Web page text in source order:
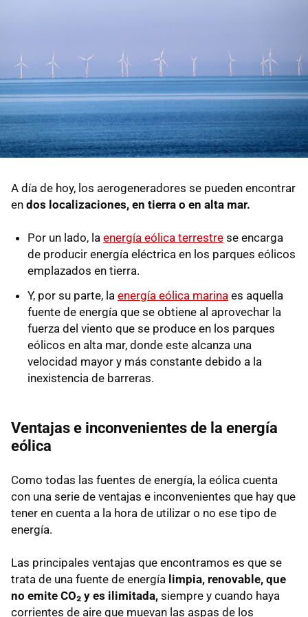
A día de hoy, los aerogeneradores se pueden encontrar
en dos localizaciones, en tierra o en alta mar.
Por un lado, la energía eólica terrestre se encarga
de producir energía eléctrica en los parques eólicos
emplazados en tierra.
Y, por su parte, la energía eólica marina es aquella
fuente de energía que se obtiene al aprovechar la
fuerza del viento que se produce en los parques
eólicos en alta mar, donde este alcanza una
velocidad mayor y más constante debido a la
inexistencia de barreras.
Ventajas e inconvenientes de la energía
eólica
Como todas las fuentes de energía, la eólica cuenta
con una serie de ventajas e inconvenientes que hay que
tener en cuenta a la hora de utilizar o no ese tipo de
energía.
Las principales ventajas que encontramos es que se
trata de una fuente de energía limpia, renovable, que
no emite CO₂ y es ilimitada, siempre y cuando haya
corrientes de aire que muevan las aspas de los